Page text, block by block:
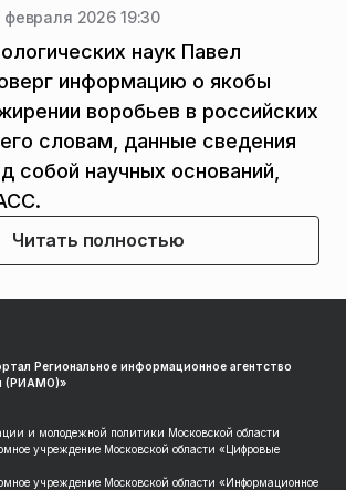
февраля 2026 19:30
наук Павел
информацию о якобы
воробьев в российских
словам, данные сведения
собой научных оснований,
Читать полностью
Региональное информационное агентство
(РИАМО)»
и молодежной политики Московской области
учреждение Московской области «Цифровые
учреждение Московской области «Информационное